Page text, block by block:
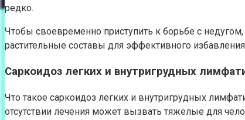
редко.
Чтобы своевременно приступить к борьбе с
растительные составы для эффективного
Саркоидоз легких и внутригрудных
Что такое саркоидоз легких и внутригрудных
отсутствии лечения может вызвать тяжелые для